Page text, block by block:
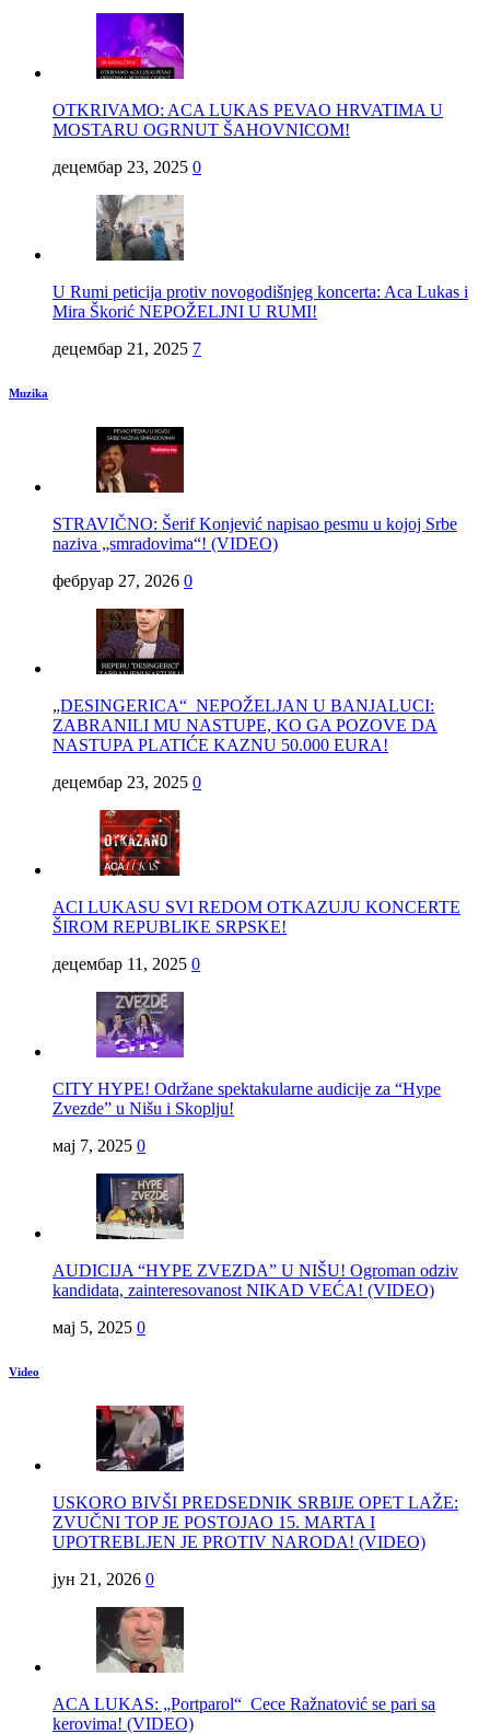
OTKRIVAMO: ACA LUKAS PEVAO HRVATIMA U
MOSTARU OGRNUT ŠAHOVNICOM!
децембар 23, 2025 0
U Rumi peticija protiv novogodišnjeg koncerta: Aca Lukas i
Mira Škorić NEPOŽELJNI U RUMI!
децембар 21, 2025 7
Muzika
STRAVIČNO: Šerif Konjević napisao pesmu u kojoj Srbe
naziva „smradovima“! (VIDEO)
фебруар 27, 2026 0
„DESINGERICA“ NEPOŽELJAN U BANJALUCI:
ZABRANILI MU NASTUPE, KO GA POZOVE DA
NASTUPA PLATIĆE KAZNU 50.000 EURA!
децембар 23, 2025 0
ACI LUKASU SVI REDOM OTKAZUJU KONCERTE
ŠIROM REPUBLIKE SRPSKE!
децембар 11, 2025 0
CITY HYPE! Održane spektakularne audicije za “Hype
Zvezde” u Nišu i Skoplju!
мај 7, 2025 0
AUDICIJA “HYPE ZVEZDA” U NIŠU! Ogroman odziv
kandidata, zainteresovanost NIKAD VEĆA! (VIDEO)
мај 5, 2025 0
Video
USKORO BIVŠI PREDSEDNIK SRBIJE OPET LAŽE:
ZVUČNI TOP JE POSTOJAO 15. MARTA I
UPOTREBLJEN JE PROTIV NARODA! (VIDEO)
јун 21, 2026 0
ACA LUKAS: „Portparol“ Cece Ražnatović se pari sa
kerovima! (VIDEO)